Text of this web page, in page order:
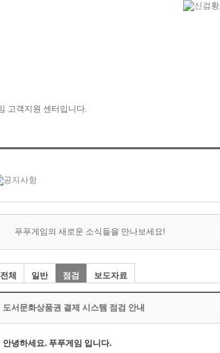
푸푸게임의 새로운 소식들을 만나보세요!
전체 일반 점검 보도자료
도서문화상품권 결제 시스템 점검 안내
안녕하세요. 푸푸게임 입니다.